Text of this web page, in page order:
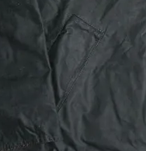
会員登録